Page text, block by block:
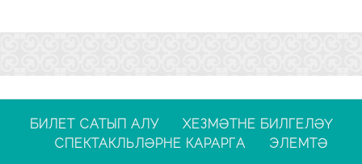
БИЛЕТ САТЫП АЛУ
ХЕЗМӘТНЕ БИЛГЕЛӘҮ
СПЕКТАКЛЬЛӘРНЕ КАРАРГА
ЭЛЕМТӘ